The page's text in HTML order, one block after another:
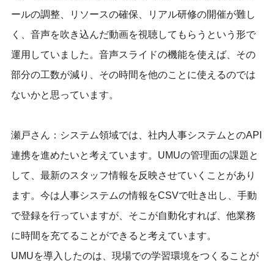
ールの調整、リソースの確保、リアル研修の開催が難し
く、音声を吹き込んだ動画を視聴してもらうという形で
運用していました。音声スライドの機能を使えば、その
部分の工数が減り、その時間を他のことに使えるのでは
ないかと思っています。
瀬戸さん：システム領域では、社内人事システムとのAPI
連携を進めたいと考えています。UMUの管理面の課題と
して、最新のスタッフ情報を反映させていくことがあり
ます。今は人事システムの情報をCSVで吐き出し、手動
で登録を行っていますが、そこが自動化すれば、他業務
に時間を充てることができると考えています。
UMUを導入したのは、現場での学習環境をつくることが